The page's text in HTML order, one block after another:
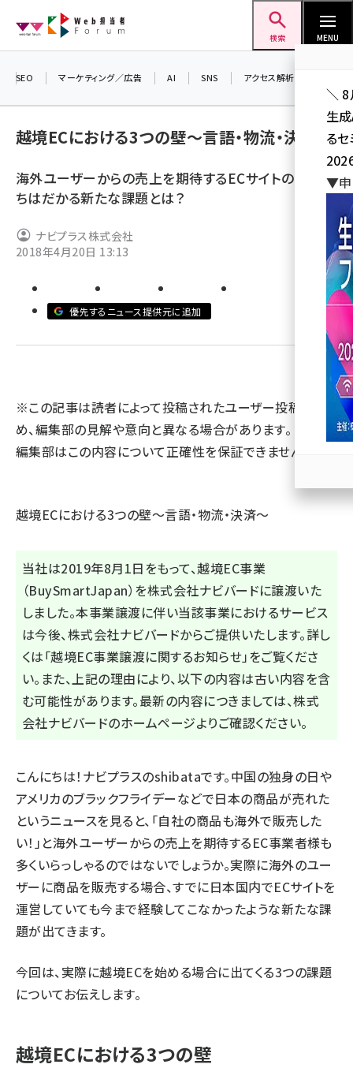
ン
検索 MENU
seo (3532)
ai (2814)
youtube (2441)
セミナー (2310)
z世代 (1623)
SEO マーケティング／広告 AI SNS アクセス解析／データ分析
越境ECにおける3つの壁～言語・物流・決済～
海外ユーザーからの売上を期待するECサイトの前に立
ちはだかる新たな課題とは？
ナビプラス株式会社
2018年4月20日 13:13
優先するニュース提供元に追加
※この記事は読者によって投稿されたユーザー投稿のた
め、編集部の見解や意向と異なる場合があります。 また、
編集部はこの内容について正確性を保証できません。
越境ECにおける3つの壁～言語・物流・決済～
当社は2019年8月1日をもって、越境EC事業
（BuySmartJapan）を株式会社ナビバードに譲渡いた
しました。本事業譲渡に伴い当該事業におけるサービス
は今後、株式会社ナビバードからご提供いたします。詳し
くは「越境EC事業譲渡に関するお知らせ」 をご覧くださ
い。また、上記の理由により、以下の内容は古い内容を含
む可能性があります。最新の内容につきましては、株式
会社ナビバードのホームページよりご確認ください。
こんにちは！ナビプラスのshibataです。中国の独身の日や
アメリカのブラックフライデーなどで日本の商品が売れた
というニュースを見ると、「自社の商品も海外で販売した
い！」と海外ユーザーからの売上を期待するEC事業者様も
多くいらっしゃるのではないでしょうか。実際に海外のユー
ザーに商品を販売する場合、すでに日本国内でECサイトを
運営していても今まで経験してこなかったような新たな課
題が出てきます。
今回は、実際に越境ECを始める場合に出てくる3つの課題
についてお伝えします。
越境ECにおける3つの壁
＼ 8
生
る
▼申